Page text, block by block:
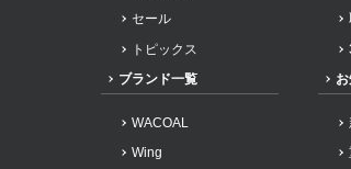
お知らせ
ワコー
セール
トピックス
ブランド一覧
WACOAL
Wing